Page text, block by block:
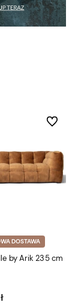
DOSTAWA
Arik 235 cm
Do